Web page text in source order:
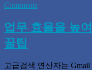
Comments
업무 효율을 높
꿀팁
고급검색 연산자는